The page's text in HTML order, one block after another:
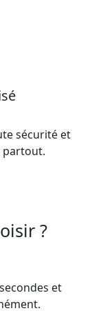
sécurité et
partout.
?
et